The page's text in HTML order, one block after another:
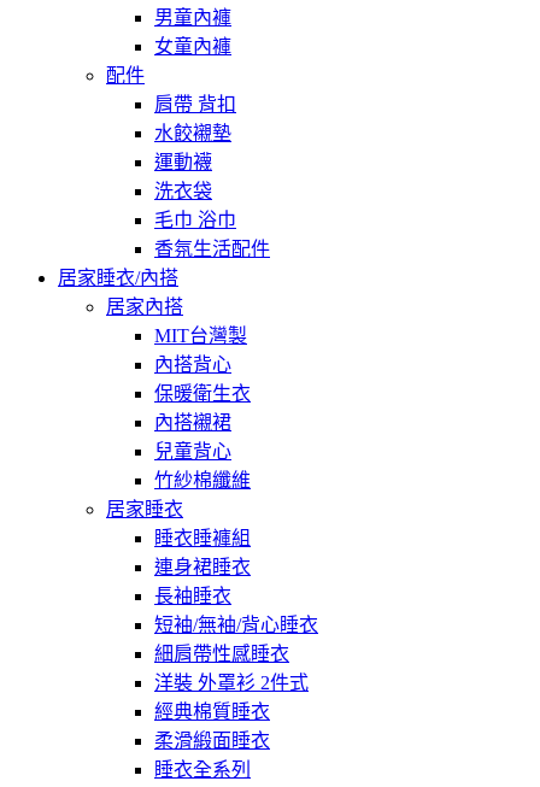
男童內褲
女童內褲
配件
肩帶 背扣
水餃襯墊
運動襪
洗衣袋
毛巾 浴巾
香氛生活配件
居家睡衣/內搭
居家內搭
MIT台灣製
內搭背心
保暖衛生衣
內搭襯裙
兒童背心
竹紗棉纖維
居家睡衣
睡衣睡褲組
連身裙睡衣
長袖睡衣
短袖/無袖/背心睡衣
細肩帶性感睡衣
洋裝 外罩衫 2件式
經典棉質睡衣
柔滑緞面睡衣
睡衣全系列